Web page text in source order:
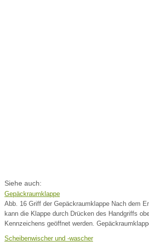
Siehe auch:
Gepäckraumklappe
Abb. 16 Griff der Gepäckraumklappe Nach dem
kann die Klappe durch Drücken des Handgriffs
Kennzeichens geöffnet werden.
Scheibenwischer und -wascher